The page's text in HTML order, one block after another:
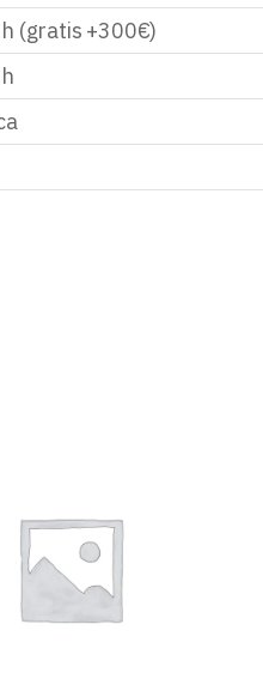
(gratis +300€)